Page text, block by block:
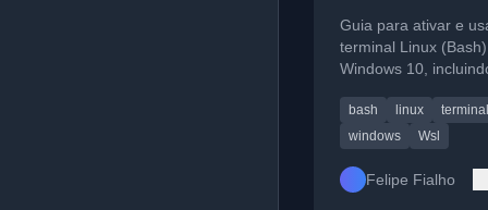
Guia para ativar e
terminal Linux
Windows 10,
com ferramentas
e VSCode.
bash linux
terminal
windows
Wsl
Felipe Fialho